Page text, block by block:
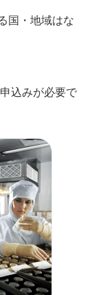
国・地域はな
込みが必要で